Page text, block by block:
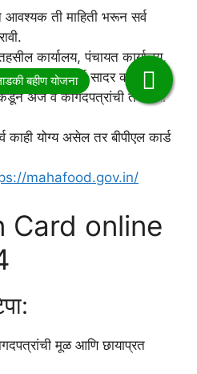
आवश्यक ती माहिती भरून सर्व
कार्यालय, पंचायत कार्यालय,
अर्ज सादर करावा.
अर्ज व कागदपत्रांची तपासणी
काही योग्य असेल तर बीपीएल कार्ड
mahafood.gov.in/
Card online
मूळ आणि छायाप्रत